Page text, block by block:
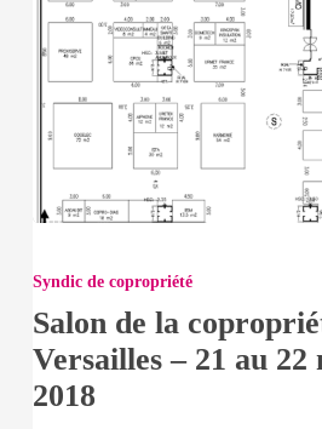
copropriété
–
Porte
Syndic de copropriété
Salon de la
Versailles – 21 au 22
2018